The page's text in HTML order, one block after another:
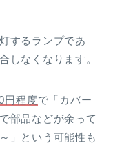
するランプであ
しなくなります。
円程度で「カバー
部品などが余って
」という可能性も